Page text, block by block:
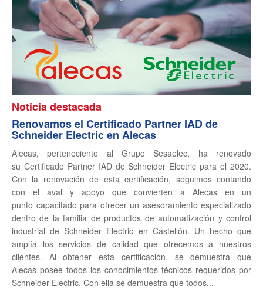
Noticia destacada
Renovamos el Certificado Partner IAD de
Schneider Electric en Alecas
Alecas, perteneciente al Grupo Sesaelec, ha renovado
su Certificado Partner IAD de Schneider Electric para el 2020.
Con la renovación de esta certificación, seguimos contando
con el aval y apoyo que convierten a Alecas en un
punto capacitado para ofrecer un asesoramiento especializado
dentro de la familia de productos de automatización y control
industrial de Schneider Electric en Castellón. Un hecho que
amplía los servicios de calidad que ofrecemos a nuestros
clientes. Al obtener esta certificación, se demuestra que
Alecas posee todos los conocimientos técnicos requeridos por
Schneider Electric. Con ella se demuestra que todos...